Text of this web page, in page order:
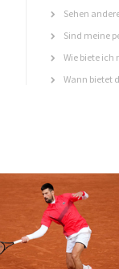
Sehen
Sind meine
Wie biete ich
Wann bietet